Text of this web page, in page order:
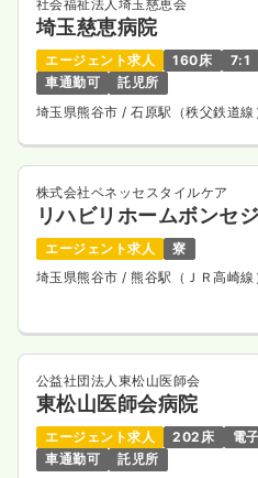
社会福祉法人埼玉慈恵会
埼玉慈恵病院
エージェント求人 160床 7:1
車通勤可
託児所
埼玉県熊谷市 / 石原駅（秩父鉄道線
株式会社ベネッセスタイルケア
リハビリホームボンセ
エージェント求人
寮
埼玉県熊谷市/ 熊谷駅（ＪＲ高崎線
公益社団法人東松山医師会
東松山医師会病院
エージェント求人 202床
電
車通勤可
託児所